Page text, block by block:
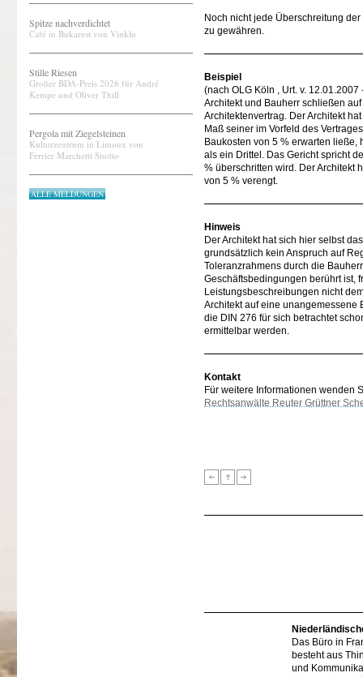
Spitze nachverdichtet
Café in Bukarest von Vinklu
Stille Riesen
Großer BDA-Preis 2026 für André
Kempe und Oliver Thill
Pergola mit Ziegelsteinen
Kulturzentrum in Limoux von
Ferrier Marchetti Studio
ALLE MELDUNGEN
Noch nicht jede Überschreitung
zu gewähren.
Beispiel
(nach OLG Köln , Urt. v. 12.01.2007
Architekt und Bauherr schließen
Architektenvertrag. Der Architekt
Maß seiner im Vorfeld des
Baukosten von 5 % erwarten
als ein Drittel. Das Gericht spricht
% überschritten wird. Der Architekt
von 5 % verengt.
Hinweis
Der Architekt hat sich hier selbst
grundsätzlich kein Anspruch auf
Toleranzrahmens durch die
Geschäftsbedingungen berührt ist,
Leistungsbeschreibungen nicht
Architekt auf eine unangemessene
die DIN 276 für sich betrachtet
ermittelbar werden.
Kontakt
Für weitere Informationen wenden
Rechtsanwälte Reuter Grüttner
Das Büro in
besteht aus
und